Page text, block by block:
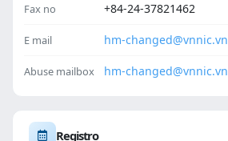
Fax no +84-24-37821462
E mail hm-changed@vnnic.vn
Abuse mailbox hm-changed@vnnic.vn
Registro